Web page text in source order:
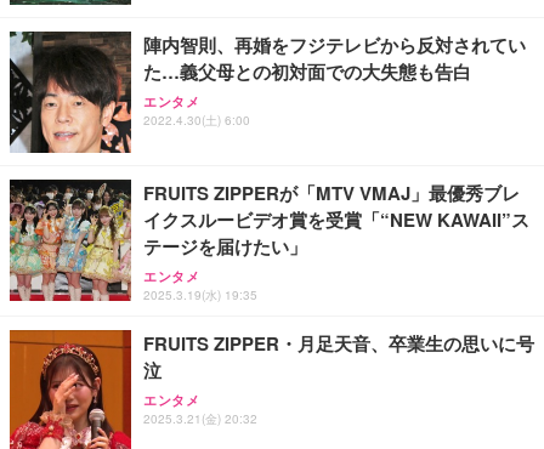
ョン PCチェア 通気性メッシュ ゲーミング/勉強/事
務用 おしゃれ パソコンチェア (ブラック)
Sezlife オフィスチェア デスクチェア 疲れない テレ
ワーク チェア 強化バックレスト 30度ロッキング機
能 人間工学 椅子 腰サポート 90度跳ね上げ式アーム
務用 おしゃれ パソコンチェア (ホワイト)
ANDWINT オフィスチェア デスクチェア 肘なし メ
ッシュ 通気性 ランバーサポート付き 腰サポート ガ
ス圧無段階昇降 360度回転 キャスター付き コンパク
ト 幅52×奥行58.5×高さ84～96cm テレワーク 在宅
￥4,139
【整備済み品】Dell E2724HS 27インチ 液晶モニタ
ー フルHD（1920×1080）VA 非光沢 HDMI/DisplayP
ort/VGA スピーカー内蔵 高さ調整 スイベル VESA対
【MiniLED/24.5inch/280Hz/FHD】GRAPHT THE S
HOOTER Gaming Monitor 24” Essential ゲーミン
グモニター QD 24.5インチ 1ms FHD 量子ドット 残
像低減 (3年保証 | 輝点保証 | 日本メーカー)
￥34,980
Smart Basic(スマートベーシック) 【Amazon.co.jp
限定】 Smart Basic アイリスオーヤマ ペットシーツ
超厚型 お徳用 ワイド 100枚入 (x 1) (ケース販売)
アイリスオーヤマ ペットシーツ 超厚型 お徳用 レギ
ュラー 200枚入【Amazon.co.jp限定】
￥3,731
陣内智則、再婚をフジテレビから反対されてい
た…義父母との初対面での大失態も告白
エンタメ
2022.4.30(土) 6:00
FRUITS ZIPPERが「MTV VMAJ」最優秀ブレ
イクスルービデオ賞を受賞「“NEW KAWAII”ス
テージを届けたい」
エンタメ
2025.3.19(水) 19:35
FRUITS ZIPPER・月足天音、卒業生の思いに号
泣
エンタメ
2025.3.21(金) 20:32